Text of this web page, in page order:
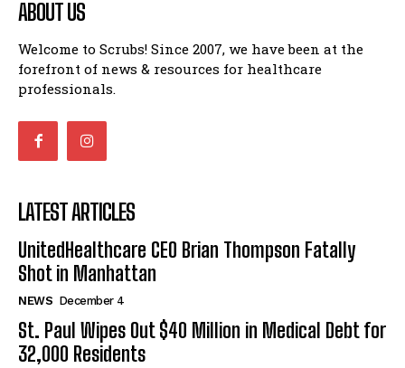
ABOUT US
Welcome to Scrubs! Since 2007, we have been at the
forefront of news & resources for healthcare
professionals.
LATEST ARTICLES
UnitedHealthcare CEO Brian Thompson Fatally
Shot in Manhattan
NEWS December 4
St. Paul Wipes Out $40 Million in Medical Debt for
32,000 Residents